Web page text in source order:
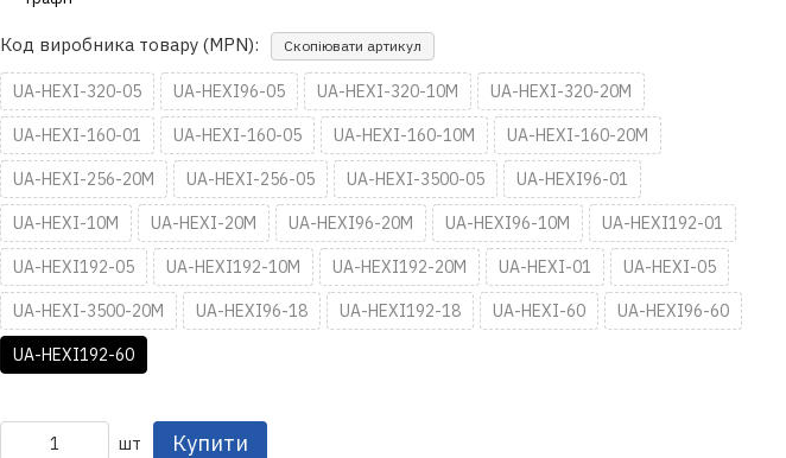
Код виробника товару (MPN): Скопіювати артикул
UA-HEXI-320-05 UA-HEXI96-05 UA-HEXI-320-10M UA-HEXI-320-20M
UA-HEXI-160-01 UA-HEXI-160-05 UA-HEXI-160-10M UA-HEXI-160-20M
UA-HEXI-256-20M UA-HEXI-256-05 UA-HEXI-3500-05 UA-HEXI96-01
UA-HEXI-10M UA-HEXI-20M UA-HEXI96-20M UA-HEXI96-10M UA-HEXI192-01
UA-HEXI192-05 UA-HEXI192-10M UA-HEXI192-20M UA-HEXI-01 UA-HEXI-05
UA-HEXI-3500-20M UA-HEXI96-18 UA-HEXI192-18 UA-HEXI-60 UA-HEXI96-60
UA-HEXI192-60
шт Купити